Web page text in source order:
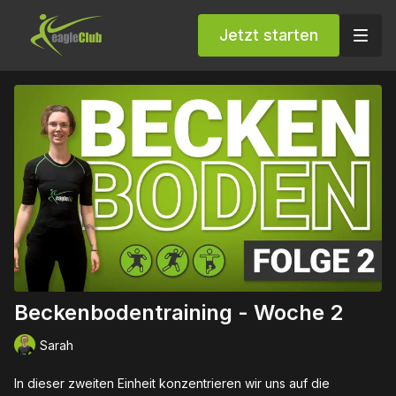
Jetzt starten
Beckenbodentraining - Woche 2
Sarah
In dieser zweiten Einheit konzentrieren wir uns auf die